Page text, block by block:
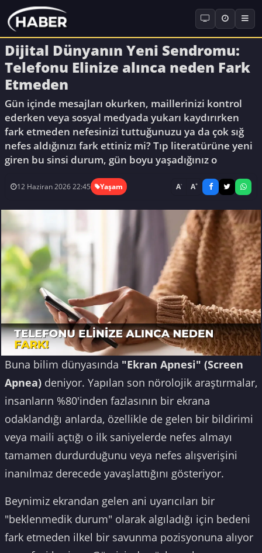
Dijital Dünyanın Yeni Sendromu:
Telefonu Elinize alınca neden Fark
Etmeden
Gün içinde mesajları okurken, maillerinizi kontrol
ederken veya sosyal medyada yukarı kaydırırken
fark etmeden nefesinizi tuttuğunuzu ya da çok sığ
nefes aldığınızı fark ettiniz mi? Tıp literatürüne yeni
giren bu sinsi durum, gün boyu yaşadığınız o
12 Haziran 2026 22:45 Yaşam A- A+
Buna bilim dünyasında "Ekran Apnesi" (Screen
Apnea) deniyor. Yapılan son nörolojik araştırmalar,
insanların %80'inden fazlasının bir ekrana
odaklandığı anlarda, özellikle de gelen bir bildirimi
veya maili açtığı o ilk saniyelerde nefes almayı
tamamen durdurduğunu veya nefes alışverişini
inanılmaz derecede yavaşlattığını gösteriyor.
Beynimiz ekrandan gelen ani uyarıcıları bir
"beklenmedik durum" olarak algıladığı için bedeni
fark etmeden ilkel bir savunma pozisyonuna alıyor